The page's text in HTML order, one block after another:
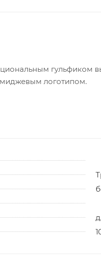
гульфиком
логотипом.